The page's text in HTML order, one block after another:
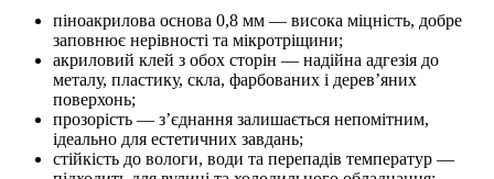
піноакрилова основа 0,8 мм — висока міцність, добре
заповнює нерівності та мікротріщини;
акриловий клей з обох сторін — надійна адгезія до
металу, пластику, скла, фарбованих і дерев’яних
поверхонь;
прозорість — з’єднання залишається непомітним,
ідеально для естетичних завдань;
стійкість до вологи, води та перепадів температур —